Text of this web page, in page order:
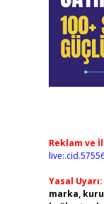
Reklam ve
Yasal Uyarı:
marka,